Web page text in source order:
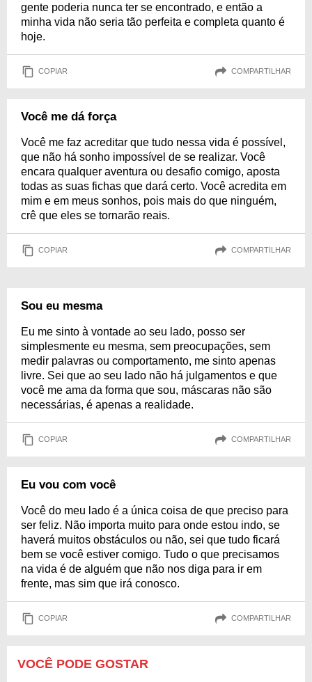
gente poderia nunca ter se encontrado, e então a
minha vida não seria tão perfeita e completa quanto é
hoje.
COPIAR COMPARTILHAR
Você me dá força
Você me faz acreditar que tudo nessa vida é possível,
que não há sonho impossível de se realizar. Você
encara qualquer aventura ou desafio comigo, aposta
todas as suas fichas que dará certo. Você acredita em
mim e em meus sonhos, pois mais do que ninguém,
crê que eles se tornarão reais.
COPIAR COMPARTILHAR
Sou eu mesma
Eu me sinto à vontade ao seu lado, posso ser
simplesmente eu mesma, sem preocupações, sem
medir palavras ou comportamento, me sinto apenas
livre. Sei que ao seu lado não há julgamentos e que
você me ama da forma que sou, máscaras não são
necessárias, é apenas a realidade.
COPIAR COMPARTILHAR
Eu vou com você
Você do meu lado é a única coisa de que preciso para
ser feliz. Não importa muito para onde estou indo, se
haverá muitos obstáculos ou não, sei que tudo ficará
bem se você estiver comigo. Tudo o que precisamos
na vida é de alguém que não nos diga para ir em
frente, mas sim que irá conosco.
COPIAR COMPARTILHAR
VOCÊ PODE GOSTAR